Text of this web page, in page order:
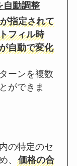
自動調整
指定されて
フィル時
自動で変化
ーンを複数
ができま
の特定のセ
、価格の合